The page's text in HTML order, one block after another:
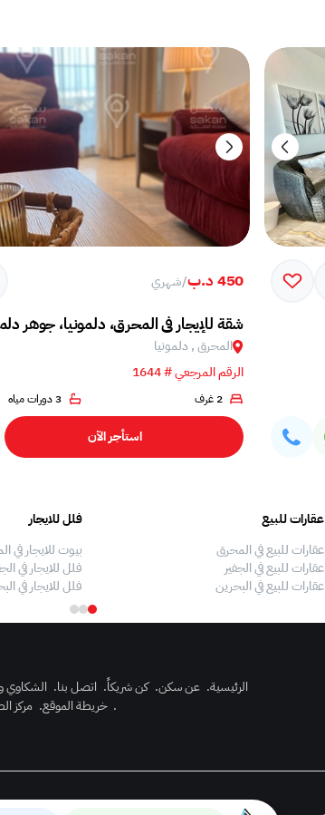
450 د.ب /شهري
شقة للإيجار في المحرق، دلمونيا، جوهر
المحرق , دلمونيا
الرقم المرجعي # 1644
2 غرف 3 دورات مياه
استأجر الآن
عقارات للبيع
عقارات للبيع في المحرق
عقارات للبيع في الجفير
عقارات للبيع في البحرين
فلل للايجار
بيوت للايجار في
فلل للايجار في
فلل للايجار في
الرئيسية. عن سكن. كن شريكاً. اتصل بنا. الشكاوي
. خريطة الموقع. مركز